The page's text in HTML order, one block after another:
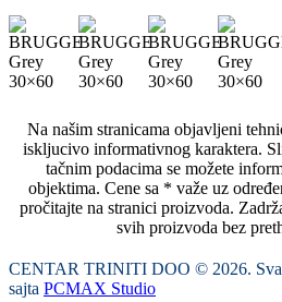
Na našim stranicama objavljeni
iskljucivo informativnog karaktera.
tačnim podacima se možete
objektima. Cene sa * važe uz
pročitajte na stranici proizvoda.
svih proizvoda bez
CENTAR TRINITI DOO © 2026. Sva
sajta PCMAX Studio